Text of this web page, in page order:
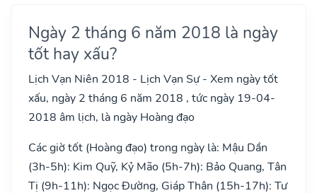
Ngày 2 tháng 6 năm 2018 là ngày
tốt hay xấu?
Lịch Vạn Niên 2018 - Lịch Vạn Sự - Xem ngày tốt
xấu, ngày 2 tháng 6 năm 2018 , tức ngày 19-04-
2018 âm lịch, là ngày Hoàng đạo
Các giờ tốt (Hoàng đạo) trong ngày là: Mậu Dần
(3h-5h): Kim Quỹ, Kỷ Mão (5h-7h): Bảo Quang, Tân
Tị (9h-11h): Ngọc Đường, Giáp Thân (15h-17h): Tư